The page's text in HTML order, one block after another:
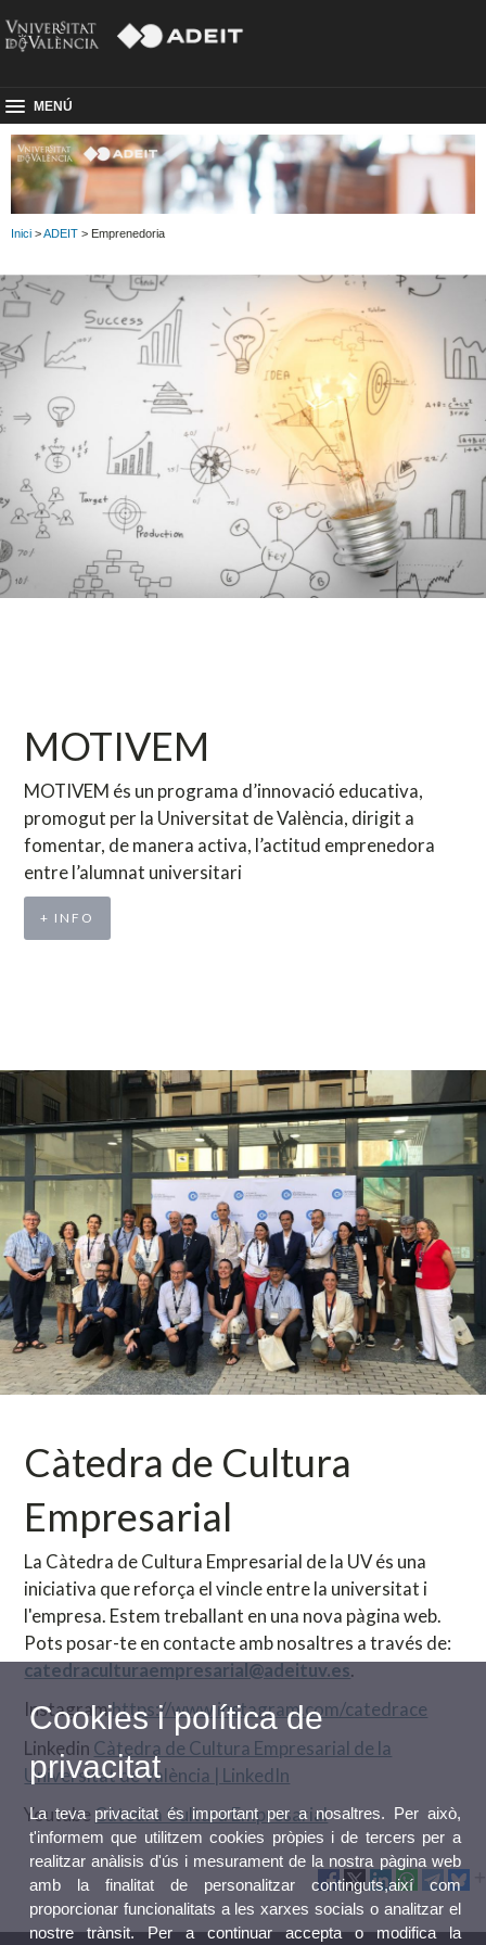
MENÚ
Inici >ADEIT > Emprenedoria
MOTIVEM
MOTIVEM és un programa d’innovació educativa,
promogut per la Universitat de València, dirigit a
fomentar, de manera activa, l’actitud emprenedora
entre l’alumnat universitari
+ INFO
Càtedra de Cultura
Empresarial
La Càtedra de Cultura Empresarial de la UV és una
iniciativa que reforça el vincle entre la universitat i
l'empresa. Estem treballant en una nova pàgina web.
Pots posar-te en contacte amb nosaltres a través de:
catedraculturaempresarial@adeituv.es.
Instagramhttps://www.instagram.com/catedrace
Linkedin Càtedra de Cultura Empresarial de la
Universitat de València | LinkedIn
Youtube Càtedra Cultura Empresarial
Cookies i política de
privacitat
La teva privacitat és important per a nosaltres. Per això,
t'informem que utilitzem cookies pròpies i de tercers per a
realitzar anàlisis d'ús i mesurament de la nostra pàgina web
amb la finalitat de personalitzar continguts,així com
proporcionar funcionalitats a les xarxes socials o analitzar el
nostre trànsit. Per a continuar accepta o modifica la